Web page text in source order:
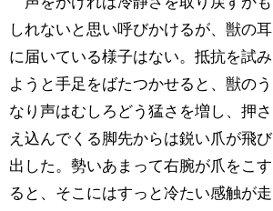
しれないと思い呼びかけるが、獣の耳
に届いている様子はない。抵抗を試み
ようと手足をばたつかせると、獣のう
なり声はむしろどう猛さを増し、押さ
え込んでくる脚先からは鋭い爪が飛び
出した。勢いあまって右腕が爪をこす
ると、そこにはすっと冷たい感触が走